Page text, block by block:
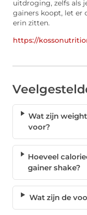
uitdroging, zelfs als
gainers koopt, let er
erin zitten.
https://
Wat zijn
voor?
Hoeveel
gainer shake?
Wat zijn de